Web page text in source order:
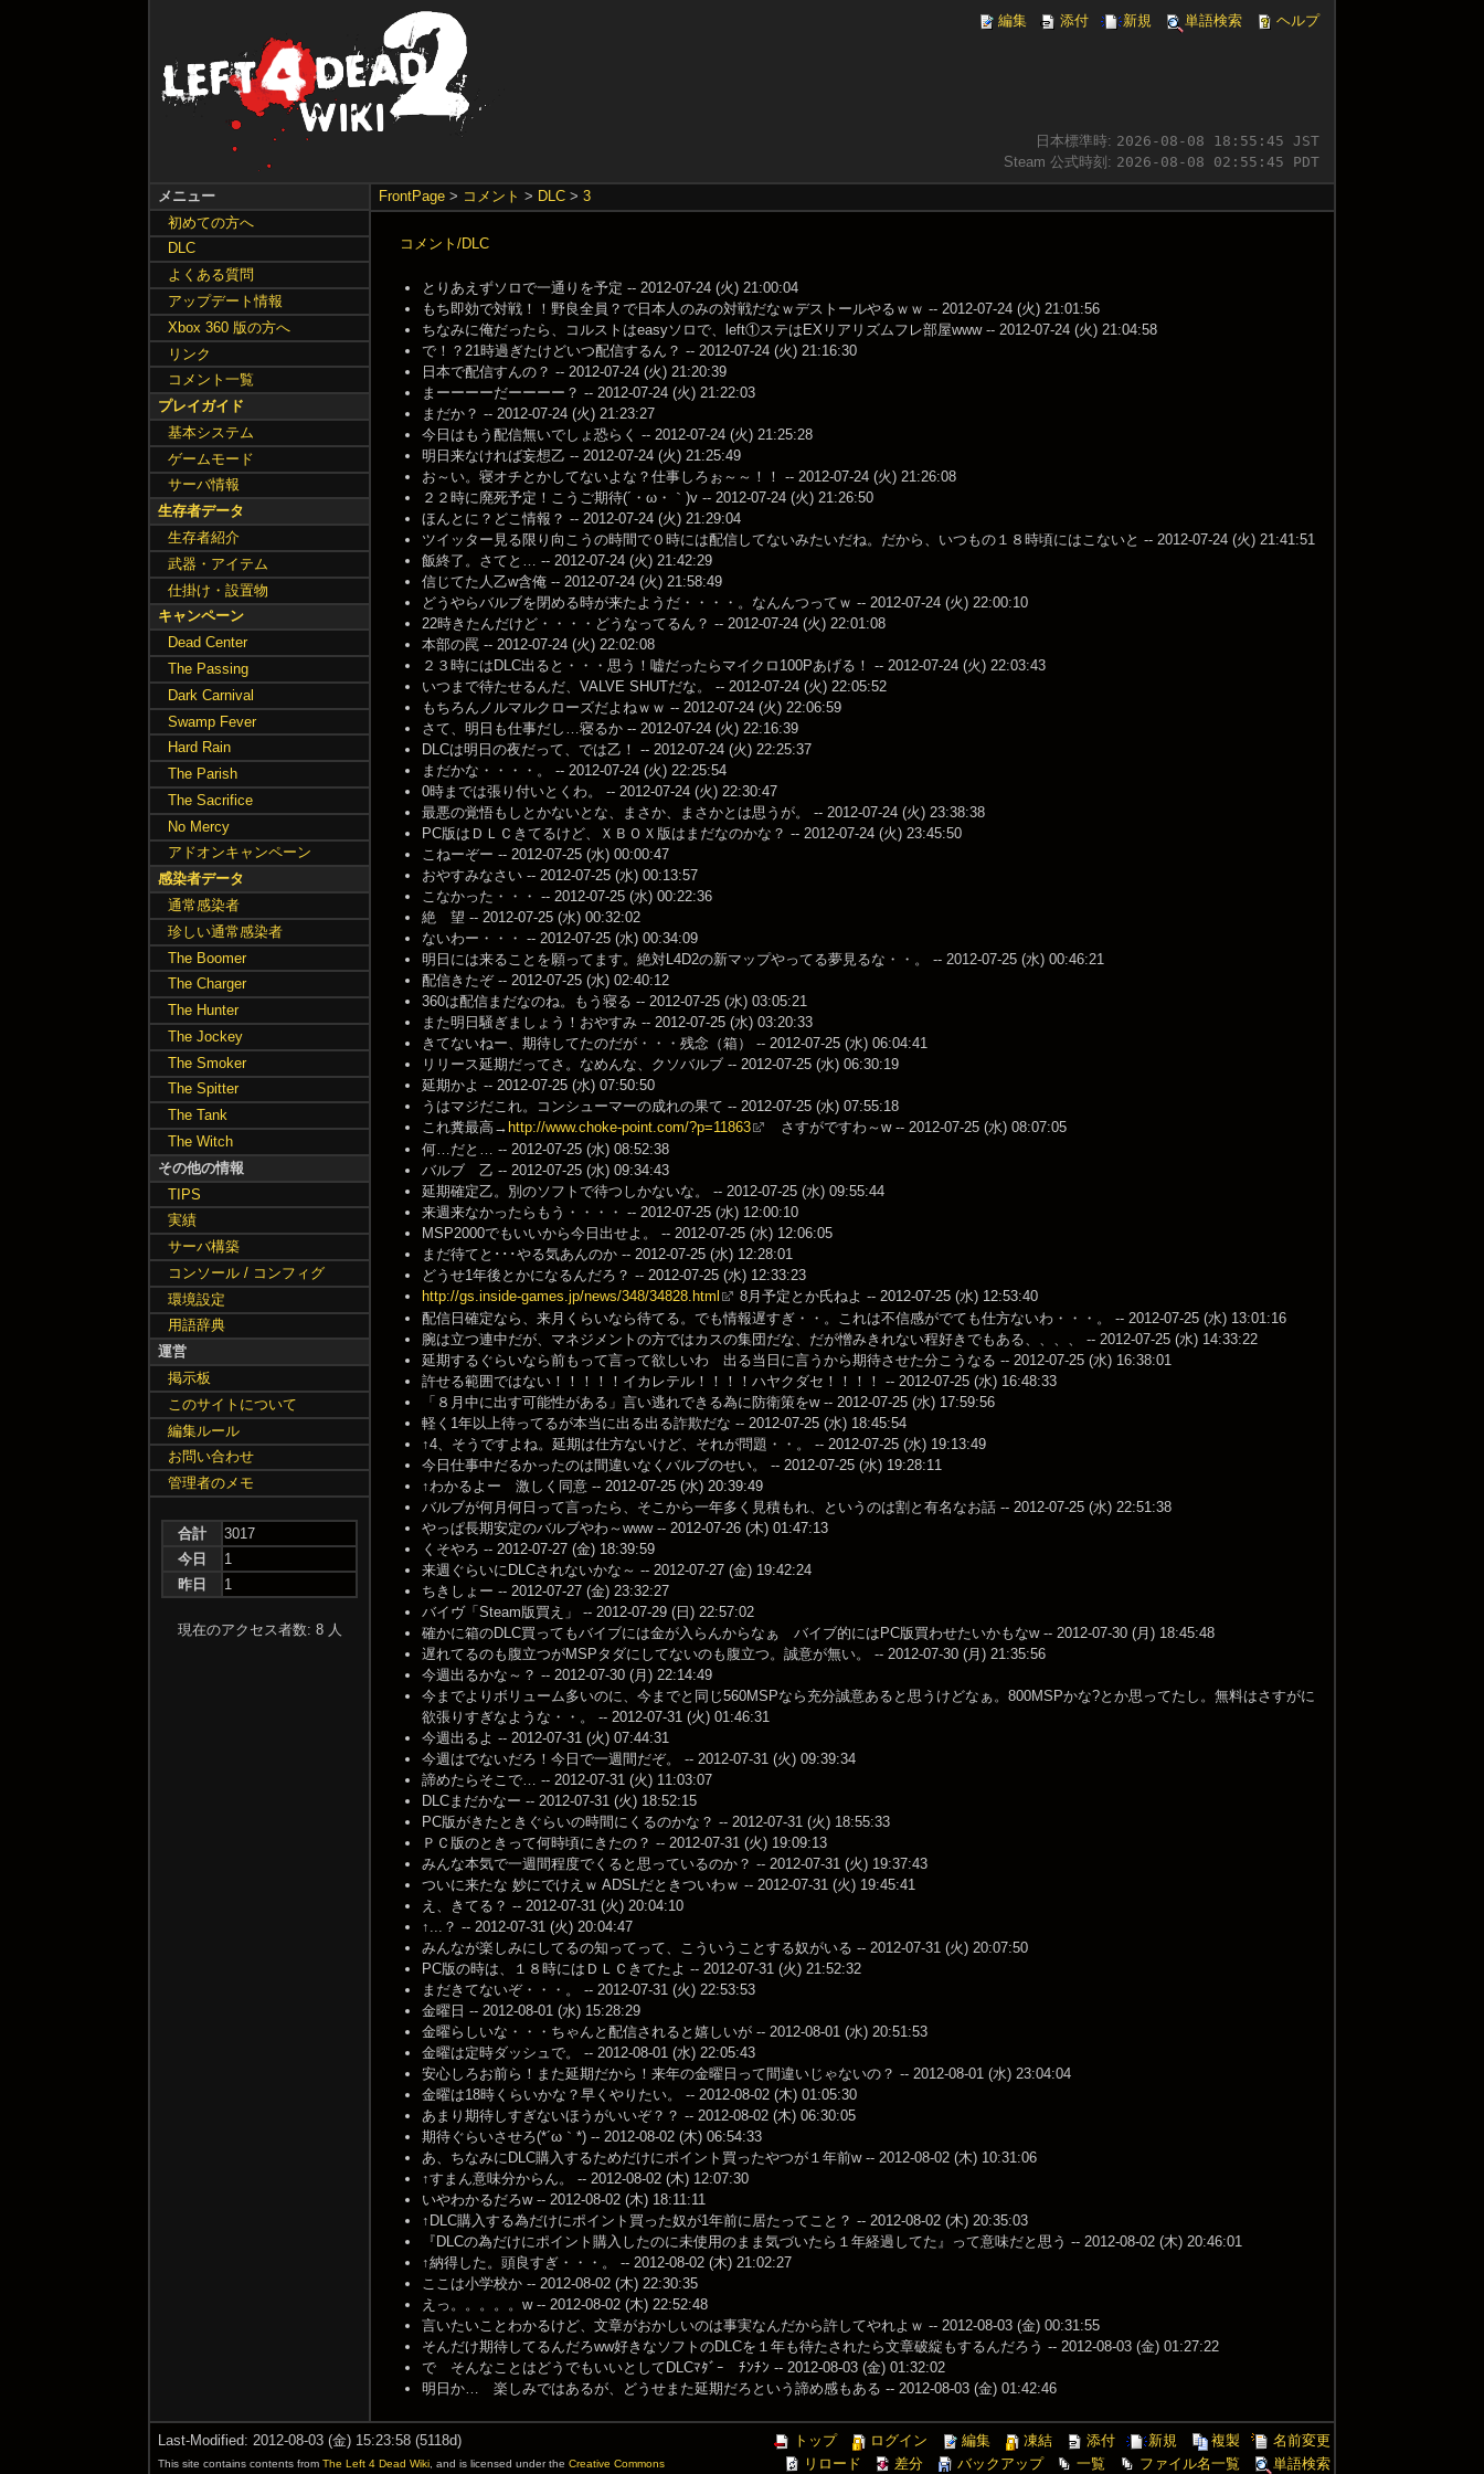
編集 添付 新規 単語検索 ヘルプ
日本標準時: 2026-08-08 18:55:46 JST
Steam 公式時刻: 2026-08-08 02:55:46 PDT
FrontPage> コメント > DLC> 3
コメント/DLC
とりあえずソロで一通りを予定 -- 2012-07-24 (火) 21:00:04
もち即効で対戦！！野良全員？で日本人のみの対戦だなｗデストールやるｗｗ -- 2012-07-24 (火) 21:01:56
ちなみに俺だったら、コルストはeasyソロで、left①ステはEXリアリズムフレ部屋www -- 2012-07-24 (火) 21:04:58
で！？21時過ぎたけどいつ配信するん？ -- 2012-07-24 (火) 21:16:30
日本で配信すんの？ -- 2012-07-24 (火) 21:20:39
まーーーーだーーーー？ -- 2012-07-24 (火) 21:22:03
まだか？ -- 2012-07-24 (火) 21:23:27
今日はもう配信無いでしょ恐らく -- 2012-07-24 (火) 21:25:28
明日来なければ妄想乙 -- 2012-07-24 (火) 21:25:49
お～い。寝オチとかしてないよな？仕事しろぉ～～！！ -- 2012-07-24 (火) 21:26:08
２２時に廃死予定！こうご期待(´・ω・｀)v -- 2012-07-24 (火) 21:26:50
ほんとに？どこ情報？ -- 2012-07-24 (火) 21:29:04
ツイッター見る限り向こうの時間で０時には配信してないみたいだね。だから、いつもの１８時頃にはこないと -- 2012-07-24 (火) 21:41:51
飯終了。さてと… -- 2012-07-24 (火) 21:42:29
信じてた人乙w含俺 -- 2012-07-24 (火) 21:58:49
どうやらバルブを閉める時が来たようだ・・・・。なんんつってｗ -- 2012-07-24 (火) 22:00:10
22時きたんだけど・・・・どうなってるん？ -- 2012-07-24 (火) 22:01:08
本部の罠 -- 2012-07-24 (火) 22:02:08
２３時にはDLC出ると・・・思う！嘘だったらマイクロ100Pあげる！ -- 2012-07-24 (火) 22:03:43
いつまで待たせるんだ、VALVE SHUTだな。 -- 2012-07-24 (火) 22:05:52
もちろんノルマルクローズだよねｗｗ -- 2012-07-24 (火) 22:06:59
さて、明日も仕事だし…寝るか -- 2012-07-24 (火) 22:16:39
DLCは明日の夜だって、では乙！ -- 2012-07-24 (火) 22:25:37
まだかな・・・・。 -- 2012-07-24 (火) 22:25:54
0時までは張り付いとくわ。 -- 2012-07-24 (火) 22:30:47
最悪の覚悟もしとかないとな、まさか、まさかとは思うが。 -- 2012-07-24 (火) 23:38:38
PC版はＤＬＣきてるけど、ＸＢＯＸ版はまだなのかな？ -- 2012-07-24 (火) 23:45:50
こねーぞー -- 2012-07-25 (水) 00:00:47
おやすみなさい -- 2012-07-25 (水) 00:13:57
こなかった・・・ -- 2012-07-25 (水) 00:22:36
絶 望 -- 2012-07-25 (水) 00:32:02
ないわー・・・ -- 2012-07-25 (水) 00:34:09
明日には来ることを願ってます。絶対L4D2の新マップやってる夢見るな・・。 -- 2012-07-25 (水) 00:46:21
配信きたぞ -- 2012-07-25 (水) 02:40:12
360は配信まだなのね。もう寝る -- 2012-07-25 (水) 03:05:21
また明日騒ぎましょう！おやすみ -- 2012-07-25 (水) 03:20:33
きてないねー、期待してたのだが・・・残念（箱） -- 2012-07-25 (水) 06:04:41
リリース延期だってさ。なめんな、クソバルブ -- 2012-07-25 (水) 06:30:19
延期かよ -- 2012-07-25 (水) 07:50:50
うはマジだこれ。コンシューマーの成れの果て -- 2012-07-25 (水) 07:55:18
これ糞最高→ http://www.choke-point.com/?p=11863
さすがですわ～w -- 2012-07-25 (水) 08:07:05
何…だと… -- 2012-07-25 (水) 08:52:38
バルブ 乙 -- 2012-07-25 (水) 09:34:43
延期確定乙。別のソフトで待つしかないな。 -- 2012-07-25 (水) 09:55:44
来週来なかったらもう・・・・ -- 2012-07-25 (水) 12:00:10
MSP2000でもいいから今日出せよ。 -- 2012-07-25 (水) 12:06:05
まだ待てと･･･やる気あんのか -- 2012-07-25 (水) 12:28:01
どうせ1年後とかになるんだろ？ -- 2012-07-25 (水) 12:33:23
http://gs.inside-games.jp/news/348/34828.html
8月予定とか氏ねよ -- 2012-07-25 (水) 12:53:40
配信日確定なら、来月くらいなら待てる。でも情報遅すぎ・・。これは不信感がでても仕方ないわ・・・。 -- 2012-07-25 (水) 13:01:16
腕は立つ連中だが、マネジメントの方ではカスの集団だな、だが憎みきれない程好きでもある、、、、 -- 2012-07-25 (水) 14:33:22
延期するぐらいなら前もって言って欲しいわ 出る当日に言うから期待させた分こうなる -- 2012-07-25 (水) 16:38:01
許せる範囲ではない！！！！！イカレテル！！！！ハヤクダセ！！！！ -- 2012-07-25 (水) 16:48:33
「８月中に出す可能性がある」言い逃れできる為に防衛策をw -- 2012-07-25 (水) 17:59:56
軽く1年以上待ってるが本当に出る出る詐欺だな -- 2012-07-25 (水) 18:45:54
↑4、そうですよね。延期は仕方ないけど、それが問題・・。 -- 2012-07-25 (水) 19:13:49
今日仕事中だるかったのは間違いなくバルブのせい。 -- 2012-07-25 (水) 19:28:11
↑わかるよー 激しく同意 -- 2012-07-25 (水) 20:39:49
バルブが何月何日って言ったら、そこから一年多く見積もれ、というのは割と有名なお話 -- 2012-07-25 (水) 22:51:38
やっぱ長期安定のバルブやわ～www -- 2012-07-26 (木) 01:47:13
くそやろ -- 2012-07-27 (金) 18:39:59
来週ぐらいにDLCされないかな～ -- 2012-07-27 (金) 19:42:24
ちきしょー -- 2012-07-27 (金) 23:32:27
バイヴ「Steam版買え」 -- 2012-07-29 (日) 22:57:02
確かに箱のDLC買ってもバイブには金が入らんからなぁ バイブ的にはPC版買わせたいかもなw -- 2012-07-30 (月) 18:45:48
遅れてるのも腹立つがMSPタダにしてないのも腹立つ。誠意が無い。 -- 2012-07-30 (月) 21:35:56
今週出るかな～？ -- 2012-07-30 (月) 22:14:49
今までよりボリューム多いのに、今までと同じ560MSPなら充分誠意あると思うけどなぁ。800MSPかな?とか思ってたし。無料はさすがに
欲張りすぎなような・・。 -- 2012-07-31 (火) 01:46:31
今週出るよ -- 2012-07-31 (火) 07:44:31
今週はでないだろ！今日で一週間だぞ。 -- 2012-07-31 (火) 09:39:34
諦めたらそこで… -- 2012-07-31 (火) 11:03:07
DLCまだかなー -- 2012-07-31 (火) 18:52:15
PC版がきたときぐらいの時間にくるのかな？ -- 2012-07-31 (火) 18:55:33
ＰＣ版のときって何時頃にきたの？ -- 2012-07-31 (火) 19:09:13
みんな本気で一週間程度でくると思っているのか？ -- 2012-07-31 (火) 19:37:43
ついに来たな 妙にでけえｗ ADSLだときついわｗ -- 2012-07-31 (火) 19:45:41
え、きてる？ -- 2012-07-31 (火) 20:04:10
↑...？ -- 2012-07-31 (火) 20:04:47
みんなが楽しみにしてるの知ってって、こういうことする奴がいる -- 2012-07-31 (火) 20:07:50
PC版の時は、１８時にはＤＬＣきてたよ -- 2012-07-31 (火) 21:52:32
まだきてないぞ・・・。 -- 2012-07-31 (火) 22:53:53
金曜日 -- 2012-08-01 (水) 15:28:29
金曜らしいな・・・ちゃんと配信されると嬉しいが -- 2012-08-01 (水) 20:51:53
金曜は定時ダッシュで。 -- 2012-08-01 (水) 22:05:43
安心しろお前ら！また延期だから！来年の金曜日って間違いじゃないの？ -- 2012-08-01 (水) 23:04:04
金曜は18時くらいかな？早くやりたい。 -- 2012-08-02 (木) 01:05:30
あまり期待しすぎないほうがいいぞ？？ -- 2012-08-02 (木) 06:30:05
期待ぐらいさせろ(*´ω｀*) -- 2012-08-02 (木) 06:54:33
あ、ちなみにDLC購入するためだけにポイント買ったやつが１年前w -- 2012-08-02 (木) 10:31:06
↑すまん意味分からん。 -- 2012-08-02 (木) 12:07:30
いやわかるだろw -- 2012-08-02 (木) 18:11:11
↑DLC購入する為だけにポイント買った奴が1年前に居たってこと？ -- 2012-08-02 (木) 20:35:03
『DLCの為だけにポイント購入したのに未使用のまま気づいたら１年経過してた』って意味だと思う -- 2012-08-02 (木) 20:46:01
↑納得した。頭良すぎ・・・。 -- 2012-08-02 (木) 21:02:27
ここは小学校か -- 2012-08-02 (木) 22:30:35
えっ。。。。。w -- 2012-08-02 (木) 22:52:48
言いたいことわかるけど、文章がおかしいのは事実なんだから許してやれよｗ -- 2012-08-03 (金) 00:31:55
そんだけ期待してるんだろww好きなソフトのDLCを１年も待たされたら文章破綻もするんだろう -- 2012-08-03 (金) 01:27:22
で そんなことはどうでもいいとしてDLCﾏﾀﾞｰ ﾁﾝﾁﾝ -- 2012-08-03 (金) 01:32:02
明日か… 楽しみではあるが、どうせまた延期だろという諦め感もある -- 2012-08-03 (金) 01:42:46
メニュー
初めての方へ
DLC
よくある質問
アップデート情報
Xbox 360 版の方へ
リンク
コメント一覧
プレイガイド
基本システム
ゲームモード
サーバ情報
生存者データ
生存者紹介
武器・アイテム
仕掛け・設置物
キャンペーン
Dead Center
The Passing
Dark Carnival
Swamp Fever
Hard Rain
The Parish
The Sacrifice
No Mercy
アドオンキャンペーン
感染者データ
通常感染者
珍しい通常感染者
The Boomer
The Charger
The Hunter
The Jockey
The Smoker
The Spitter
The Tank
The Witch
その他の情報
TIPS
実績
サーバ構築
コンソール / コンフィグ
環境設定
用語辞典
運営
掲示板
このサイトについて
編集ルール
お問い合わせ
管理者のメモ
合計
3017
今日
1
昨日
1
現在のアクセス者数: 8 人
トップ ログイン 編集 凍結 添付 新規 複製
名前変更
リロード
差分 バックアップ 一覧 ファイル名一覧 単語検索
Last-Modified: 2012-08-03 (金) 15:23:58 (5118d)
This site contains contents from The Left 4 Dead Wiki, and is licensed under the Creative Commons